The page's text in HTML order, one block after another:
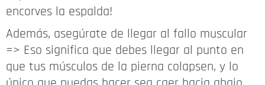
encorves la espalda!
Además, asegúrate de llegar al fallo muscular
=> Eso significa que debes llegar al punto en
que tus músculos de la pierna colapsen, y lo